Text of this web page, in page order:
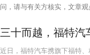
问，请与有关方核实，文章
三十而越，福特汽
近日，福特汽车携旗下福特